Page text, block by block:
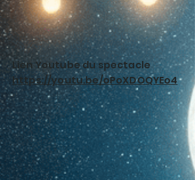
Lien Youtube du spectacle
https://youtu.be/oPoXDOQYEo4